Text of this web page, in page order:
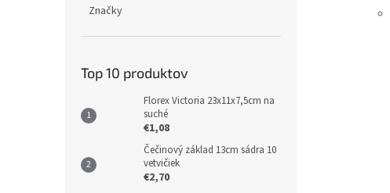
Značky
Top 10 produktov
Florex Victoria 23x11x7,5cm na
suché
€1,08
Čečinový základ 13cm sádra 10
vetvičiek
€2,70